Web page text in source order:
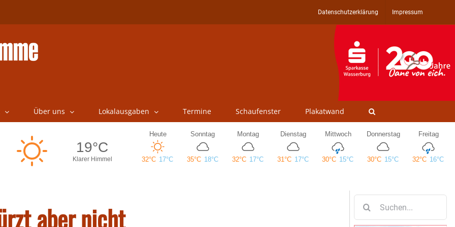
Datenschutzerklärung Impressum
Über uns Lokalausgaben Termine Schaufenster Plakatwand
aber nicht
nach: